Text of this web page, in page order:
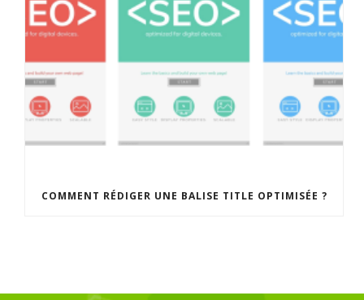
COMMENT RÉDIGER UNE BALISE TITLE OPTIMISÉE ?